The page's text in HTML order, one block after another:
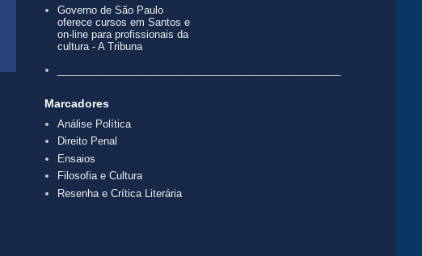
Governo de São Paulo
oferece cursos em Santos e
on-line para profissionais da
cultura - A Tribuna
Marcadores
Análise Política
Direito Penal
Ensaios
Filosofia e Cultura
Resenha e Crítica Literária